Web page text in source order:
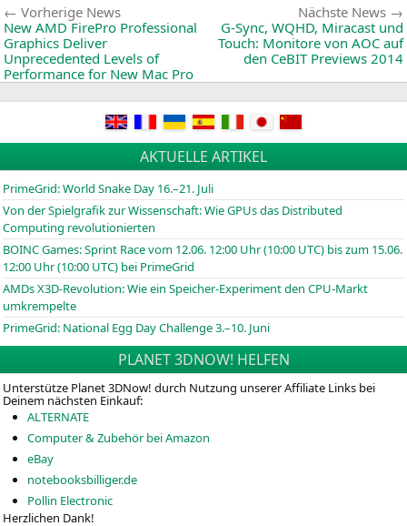
Beitragsnavigation
Vorherige NewsVorherige
News:
New AMD FirePro Professional
Graphics Deliver
Unprecedented Levels of
Performance for New Mac Pro
Nächste News
G‑Sync, WQHD, Miracast und
Touch: Monitore von AOC auf
den CeBIT Previews 2014
AKTUELLE ARTIKEL
PrimeGrid: World Snake Day 16.–21. Juli
Von der Spielgrafik zur Wissenschaft: Wie GPUs das Distributed
Computing revolutionierten
BOINCGames: Sprint Race vom 12.06. 12:00 Uhr (10:00 UTC) bis zum 15.06.
12:00 Uhr (10:00 UTC) bei PrimeGrid
AMDs X3D-Revolution: Wie ein Speicher-Experiment den CPU-Markt
umkrempelte
PrimeGrid: National Egg Day Challenge 3.–10. Juni
PLANET 3DNOW! HELFEN
Unterstütze Planet 3DNow! durch Nutzung unserer Affiliate Links bei
Deinem nächsten Einkauf:
ALTERNATE
Computer & Zubehör bei Amazon
eBay
notebooksbilliger.de
Pollin Electronic
Herzlichen Dank!